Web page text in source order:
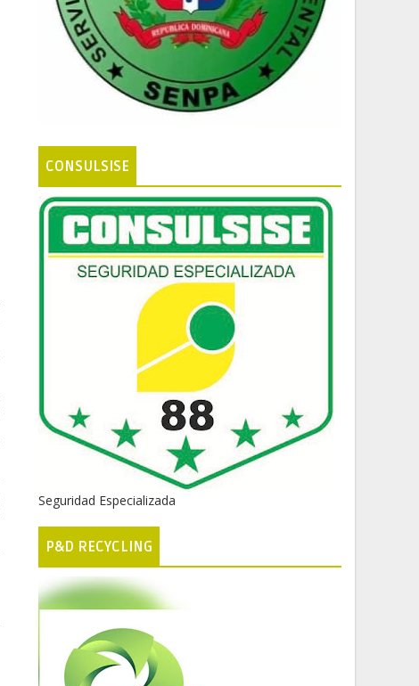
CONSULSISE
Seguridad Especializada
P&D RECYCLING